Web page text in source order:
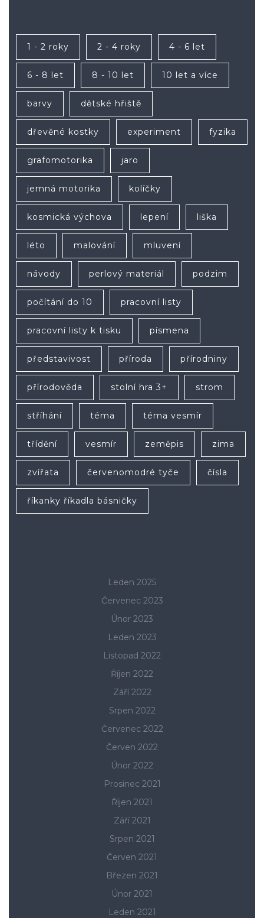
1 - 2 roky 2 - 4 roky 4 - 6 let
6 - 8 let 8 - 10 let 10 let a více
barvy dětské hřiště
dřevěné kostky experiment fyzika
grafomotorika jaro
jemná motorika kolíčky
kosmická výchova lepení liška
léto malování mluvení
návody perlový materiál podzim
počítání do 10 pracovní listy
pracovní listy k tisku písmena
představivost příroda přírodniny
přírodověda stolní hra 3+ strom
stříhání téma téma vesmír
třídění vesmír zeměpis zima
zvířata červenomodré tyče čísla
říkanky říkadla básničky
Leden 2025
Červenec 2023
Únor 2023
Leden 2023
Listopad 2022
Říjen 2022
Září 2022
Srpen 2022
Červenec 2022
Červen 2022
Únor 2022
Prosinec 2021
Říjen 2021
Září 2021
Srpen 2021
Červen 2021
Březen 2021
Únor 2021
Leden 2021